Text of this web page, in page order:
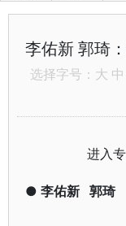
李佑新 郭琦
选择字号： 大 中
进入
● 李佑新 郭琦